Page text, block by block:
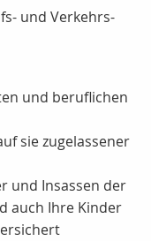
und Verkehrs-
und beruflichen
sie zugelassener
und Insassen der
auch Ihre Kinder